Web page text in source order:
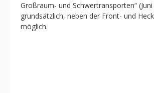
Großraum- und Schwertransporten“
grundsätzlich, neben der Front- und
möglich.